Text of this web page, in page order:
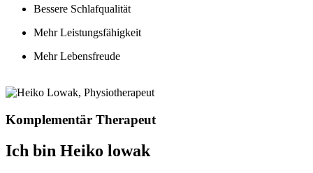
Bessere Schlafqualität
Mehr Leistungsfähigkeit
Mehr Lebensfreude
Komplementär Therapeut
Ich bin Heiko lowak